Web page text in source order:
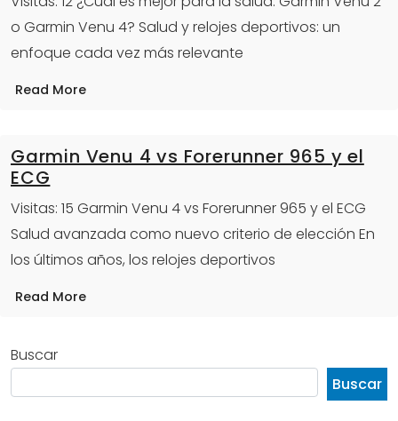
o Garmin Venu 4? Salud y relojes deportivos: un
enfoque cada vez más relevante
Read More
Garmin Venu 4 vs Forerunner 965 y el
ECG
Visitas: 15 Garmin Venu 4 vs Forerunner 965 y el ECG
Salud avanzada como nuevo criterio de elección En
los últimos años, los relojes deportivos
Read More
Buscar
Buscar